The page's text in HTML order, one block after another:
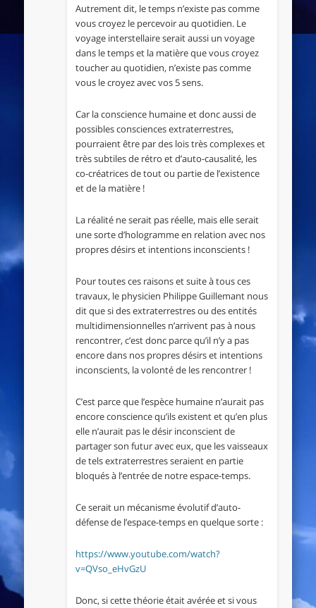
Autrement dit, le temps n’existe pas comme
vous croyez le percevoir au quotidien. Le
voyage interstellaire serait aussi un voyage
dans le temps et la matière que vous croyez
toucher au quotidien, n’existe pas comme
vous le croyez avec vos 5 sens.
Car la conscience humaine et donc aussi de
possibles consciences extraterrestres,
pourraient être par des lois très complexes et
très subtiles de rétro et d’auto-causalité, les
co-créatrices de tout ou partie de l’existence
et de la matière !
La réalité ne serait pas réelle, mais elle serait
une sorte d’hologramme en relation avec nos
propres désirs et intentions inconscients !
Pour toutes ces raisons et suite à tous ces
travaux, le physicien Philippe Guillemant nous
dit que si des extraterrestres ou des entités
multidimensionnelles n’arrivent pas à nous
rencontrer, c’est donc parce qu’il n’y a pas
encore dans nos propres désirs et intentions
inconscients, la volonté de les rencontrer !
C’est parce que l’espèce humaine n’aurait pas
encore conscience qu’ils existent et qu’en plus
elle n’aurait pas le désir inconscient de
partager son futur avec eux, que les vaisseaux
de tels extraterrestres seraient en partie
bloqués à l’entrée de notre espace-temps.
Ce serait un mécanisme évolutif d’auto-
défense de l’espace-temps en quelque sorte :
https://www.youtube.com/watch?
v=QVso_eHvGzU
Donc, si cette théorie était avérée et si vous